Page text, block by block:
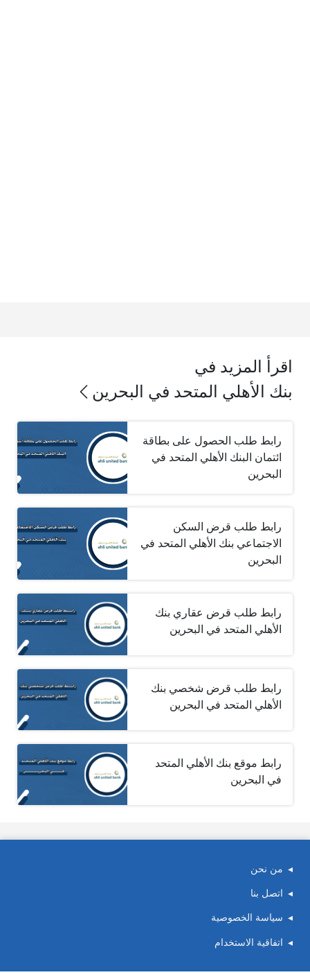
اقرأ المزيد في
بنك الأهلي المتحد في البحرين
رابط طلب الحصول على بطاقة
ائتمان البنك الأهلي المتحد في
البحرين
رابط طلب قرض السكن
الاجتماعي بنك الأهلي المتحد في
البحرين
رابط طلب قرض عقاري بنك
الأهلي المتحد في البحرين
رابط طلب قرض شخصي بنك
الأهلي المتحد في البحرين
رابط موقع بنك الأهلي المتحد
في البحرين
من نحن
اتصل بنا
سياسة الخصوصية
اتفاقية الاستخدام